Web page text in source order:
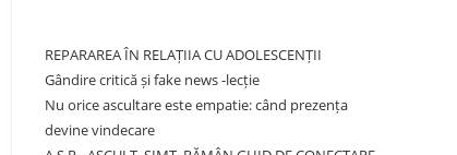
REPARAREA ÎN RELAȚIIA CU ADOLESCENȚII
Gândire critică și fake news -lecție
Nu orice ascultare este empatie: când prezența
devine vindecare